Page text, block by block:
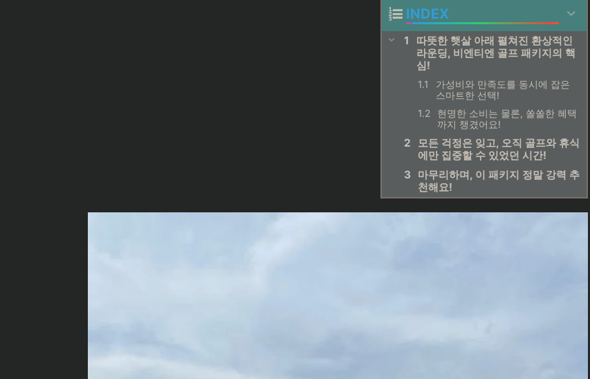
INDEX
따뜻한 햇살 아래 펼쳐진 환상적인
라운딩, 비엔티엔 골프 패키지의 핵
심!
가성비와 만족도를 동시에 잡은
스마트한 선택!
현명한 소비는 물론, 쏠쏠한 혜택
까지 챙겼어요!
모든 걱정은 잊고, 오직 골프와 휴식
에만 집중할 수 있었던 시간!
마무리하며, 이 패키지 정말 강력 추
천해요!